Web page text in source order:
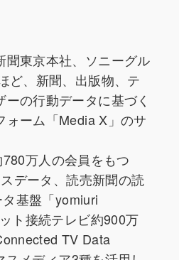
聞東京本社、ソニーグル
ど、新聞、出版物、テ
の行動データに基づく
ォーム「Media X」のサ
780万人の会員をもつ
データ、読売新聞の読
基盤「yomiuri
ト接続テレビ約900万
TV Data